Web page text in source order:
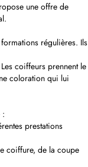
une offre de
régulières. Ils
coiffeurs prennent le
coloration qui lui
:
prestations
coiffure, de la coupe